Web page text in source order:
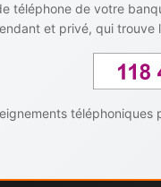
téléphone de votre
et privé, qui trouve